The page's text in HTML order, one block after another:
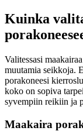
Kuinka
Valitessasi
muutamia seikkoja.
porakoneesi
koko on sopiva
syvempiin reikiin ja
Maakaira